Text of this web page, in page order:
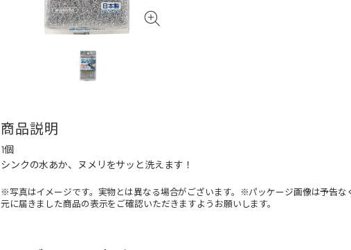
商品説明
1個
シンクの水あか、ヌメリをサッと洗えます！
※写真はイメージです。実物とは異なる場合がございます。※パッケージ画像は予告
元に届きました商品の表示をご確認いただきますようお願いします。